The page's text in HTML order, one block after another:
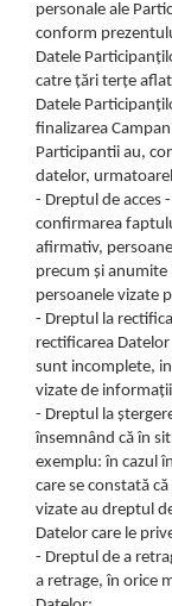
personale ale
conform
Datele
catre țări terțe
Datele
finalizarea
Participantii au,
datelor,
- Dreptul de acces
confirmarea
afirmativ,
precum și anumite
persoanele vizate
- Dreptul la
rectificarea
sunt incomplete,
vizate de
- Dreptul la
însemnând că în
exemplu: în cazul
care se constată
vizate au dreptul
Datelor care le
- Dreptul de a
a retrage, în orice